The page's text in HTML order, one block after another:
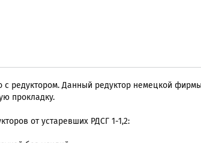
редуктором. Данный редуктор немецкой
прокладку.
от устаревших РДСГ 1-1,2: